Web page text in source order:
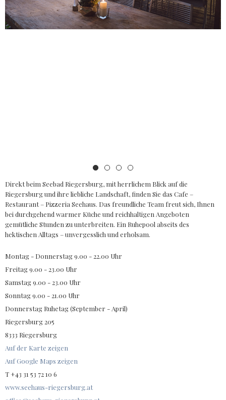
Direkt beim Seebad Riegersburg, mit herrlichem Blick auf die
Riegersburg und ihre liebliche Landschaft, finden Sie das Cafe –
Restaurant – Pizzeria Seehaus. Das freundliche Team freut sich, Ihnen
bei durchgehend warmer Küche und reichhaltigen Angeboten
gemütliche Stunden zu unterbreiten. Ein Ruhepool abseits des
hektischen Alltags – unvergesslich und erholsam.
Montag - Donnerstag 9.00 - 22.00 Uhr
Freitag 9.00 - 23.00 Uhr
Samstag 9.00 - 23.00 Uhr
Sonntag 9.00 - 21.00 Uhr
Donnerstag Ruhetag (September - April)
Riegersburg 205
8333 Riegersburg
Auf der Karte zeigen
Auf Google Maps zeigen
T +43 31 53 72 10 6
www.seehaus-riegersburg.at